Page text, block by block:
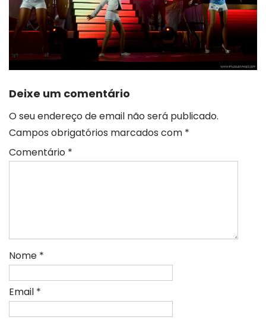
Deixe um comentário
O seu endereço de email não será publicado.
Campos obrigatórios marcados com *
Comentário *
Nome *
Email *